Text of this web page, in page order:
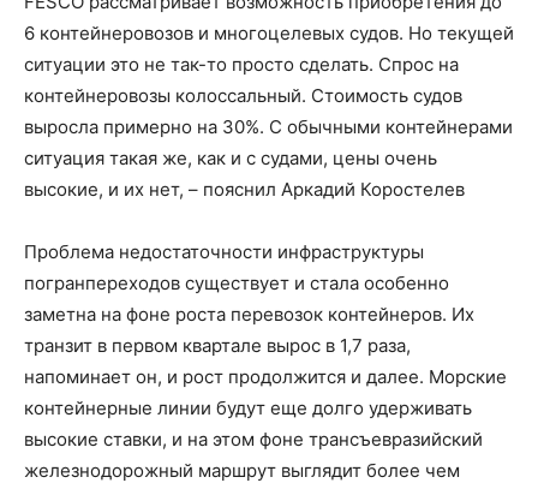
6 контейнеровозов и многоцелевых судов. Но текущей
ситуации это не так-то просто сделать. Спрос на
контейнеровозы колоссальный. Стоимость судов
выросла примерно на 30%. С обычными контейнерами
ситуация такая же, как и с судами, цены очень
высокие, и их нет, – пояснил Аркадий Коростелев
Проблема недостаточности инфраструктуры
погранпереходов существует и стала особенно
заметна на фоне роста перевозок контейнеров. Их
транзит в первом квартале вырос в 1,7 раза,
напоминает он, и рост продолжится и далее. Морские
контейнерные линии будут еще долго удерживать
высокие ставки, и на этом фоне трансъевразийский
железнодорожный маршрут выглядит более чем